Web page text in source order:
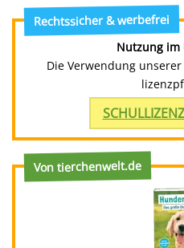
Rechtssicher & werbefrei
Nutzung im
Die Verwendung
Von tierchenwelt.de